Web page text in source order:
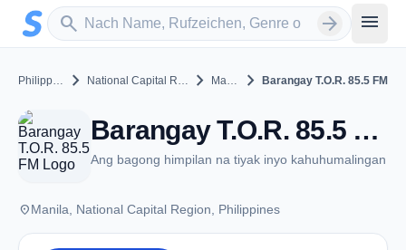
Zum Hauptinhalt springen
search
Sender suchen arrow_forward menu
Philippines chevron_right National Capital Region chevron_right Manila chevron_right Barangay T.O.R. 85.5 FM
Barangay T.O.R. 85.5 FM - Manila
Ang bagong himpilan na tiyak inyo kahuhumalingan
placeManila, National Capital Region, Philippines